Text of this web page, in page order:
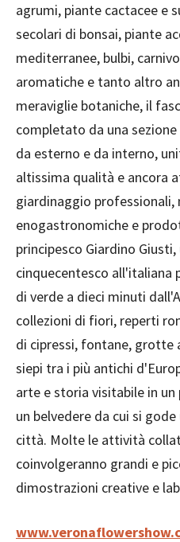
agrumi, piante cactacee e
secolari di bonsai, piante
mediterranee, bulbi,
aromatiche e tanto altro
meraviglie botaniche, il
completato da una
da esterno e da interno,
altissima qualità e ancora
giardinaggio professionali,
enogastronomiche e
principesco Giardino
cinquecentesco all'italiana
di verde a dieci minuti
collezioni di fiori, reperti
di cipressi, fontane, grotte
siepi tra i più antichi
arte e storia visitabile in
un belvedere da cui si
città. Molte le attività
coinvolgeranno grandi e
dimostrazioni creative e